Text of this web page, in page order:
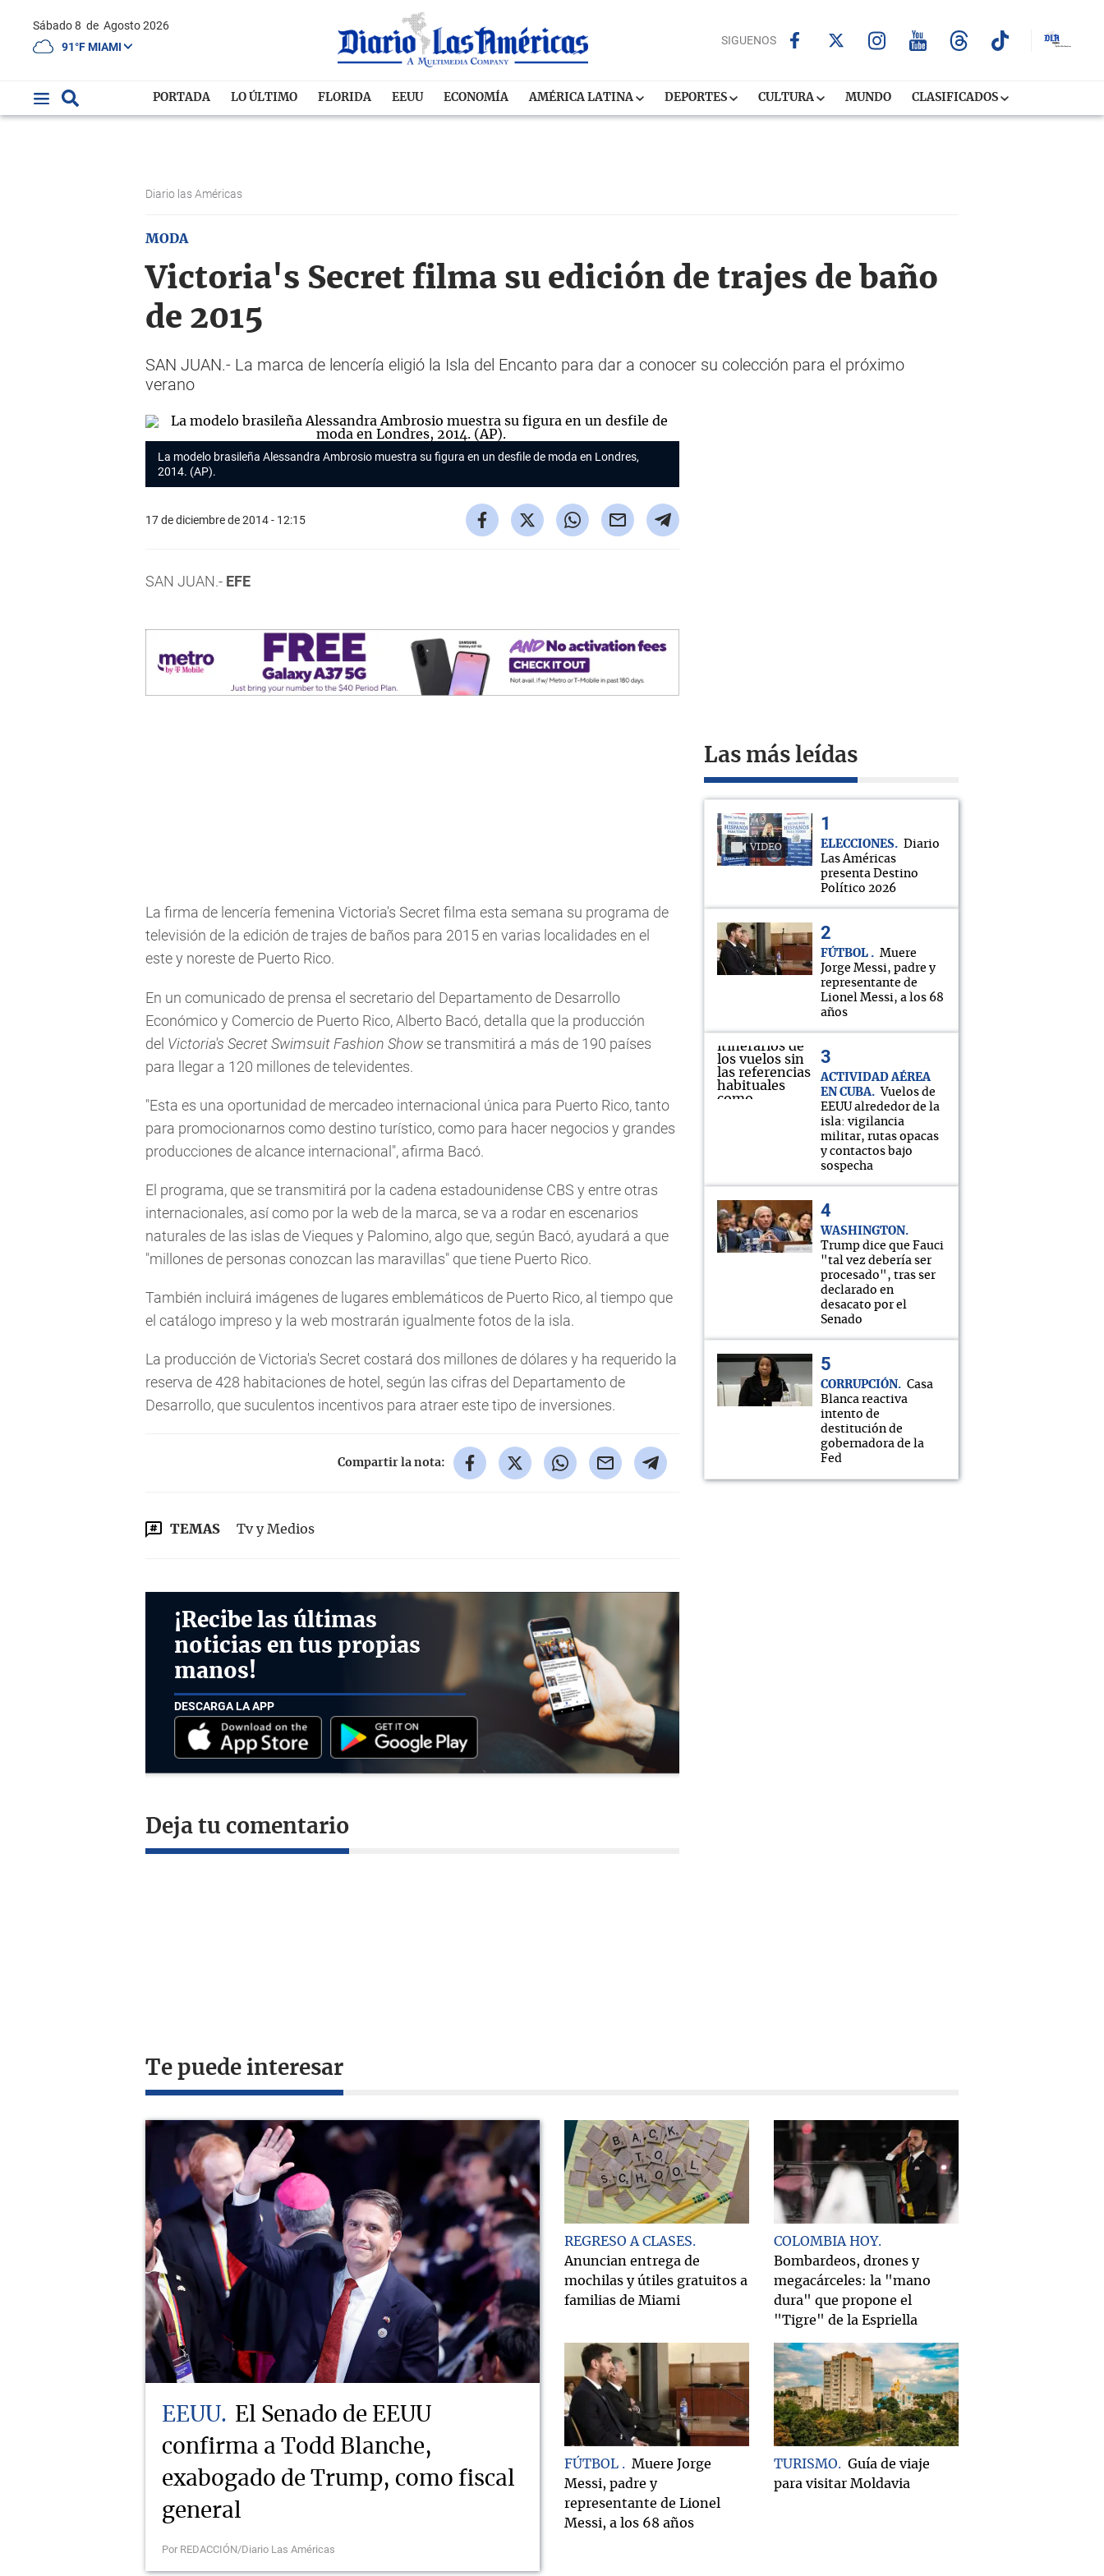
Sábado 8 de Agosto 2026
91°F MIAMI
SIGUENOS
PORTADA LO ÚLTIMO FLORIDA EEUU ECONOMÍA AMÉRICA LATINA DEPORTES CULTURA MUNDO CLASIFICADOS
Diario las Américas
MODA
Victoria's Secret filma su edición de trajes de baño
de 2015
SAN JUAN.- La marca de lencería eligió la Isla del Encanto para dar a conocer su colección para el próximo
verano
La modelo brasileña Alessandra Ambrosio muestra su figura en un desfile de moda en Londres,
2014. (AP).
17 de diciembre de 2014 - 12:15
SAN JUAN.- EFE
La firma de lencería femenina Victoria's Secret filma esta semana su programa de
televisión de la edición de trajes de baños para 2015 en varias localidades en el
este y noreste de Puerto Rico.
En un comunicado de prensa el secretario del Departamento de Desarrollo
Económico y Comercio de Puerto Rico, Alberto Bacó, detalla que la producción
del Victoria's Secret Swimsuit Fashion Show se transmitirá a más de 190 países
para llegar a 120 millones de televidentes.
"Esta es una oportunidad de mercadeo internacional única para Puerto Rico, tanto
para promocionarnos como destino turístico, como para hacer negocios y grandes
producciones de alcance internacional", afirma Bacó.
El programa, que se transmitirá por la cadena estadounidense CBS y entre otras
internacionales, así como por la web de la marca, se va a rodar en escenarios
naturales de las islas de Vieques y Palomino, algo que, según Bacó, ayudará a que
"millones de personas conozcan las maravillas" que tiene Puerto Rico.
También incluirá imágenes de lugares emblemáticos de Puerto Rico, al tiempo que
el catálogo impreso y la web mostrarán igualmente fotos de la isla.
La producción de Victoria's Secret costará dos millones de dólares y ha requerido la
reserva de 428 habitaciones de hotel, según las cifras del Departamento de
Desarrollo, que suculentos incentivos para atraer este tipo de inversiones.
Compartir la nota:
TEMAS Tv y Medios
¡Recibe las últimas
noticias en tus propias
manos!
DESCARGA LA APP
Deja tu comentario
Las más leídas
VIDEO ELECCIONES
Diario
Las Américas
presenta Destino
Político 2026
FÚTBOL
Muere
Jorge Messi, padre y
representante de
Lionel Messi, a los 68
años
ACTIVIDAD AÉREA
EN CUBA
Vuelos de
EEUU alrededor de la
isla: vigilancia
militar, rutas opacas
y contactos bajo
sospecha
WASHINGTON
Trump dice que Fauci
"tal vez debería ser
procesado", tras ser
declarado en
desacato por el
Senado
CORRUPCIÓN
Casa
Blanca reactiva
intento de
destitución de
gobernadora de la
Fed
Te puede interesar
EEUU
El Senado de EEUU
confirma a Todd Blanche,
exabogado de Trump, como fiscal
general
Por REDACCIÓN/Diario Las Américas
REGRESO A CLASES
Anuncian entrega de
mochilas y útiles gratuitos a
familias de Miami
COLOMBIA HOY
Bombardeos, drones y
megacárceles: la "mano
dura" que propone el
"Tigre" de la Espriella
FÚTBOL
Muere Jorge
Messi, padre y
representante de Lionel
Messi, a los 68 años
TURISMO
Guía de viaje
para visitar Moldavia